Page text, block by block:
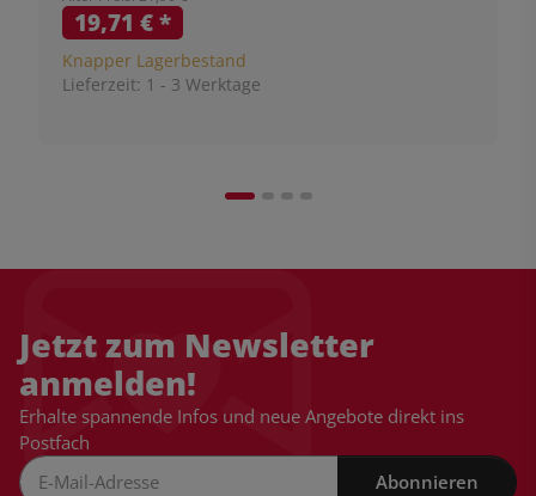
19,71 €*
Knapper Lagerbestand
Lieferzeit: 1 - 3 Werktage
Jetzt zum Newsletter
anmelden!
Erhalte spannende Infos und neue Angebote direkt ins
Postfach
Abonnieren